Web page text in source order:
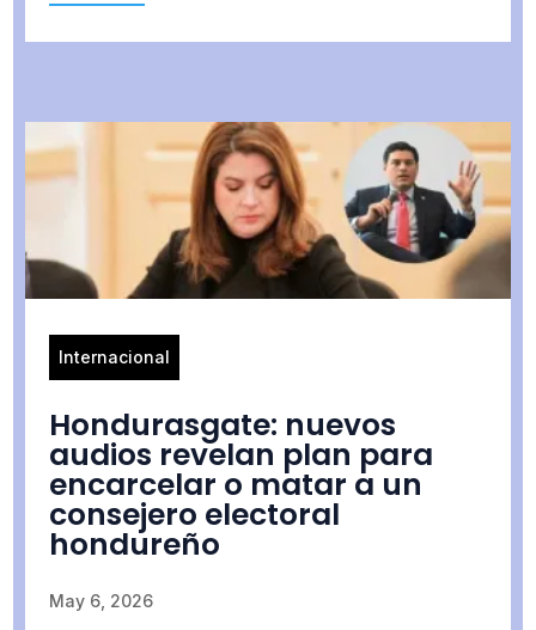
Internacional
Hondurasgate: nuevos
audios revelan plan para
encarcelar o matar a un
consejero electoral
hondureño
May 6, 2026